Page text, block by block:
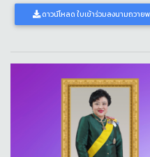
ดาวน์โหลด ใบเข้าร่วมลงนามถวายพ